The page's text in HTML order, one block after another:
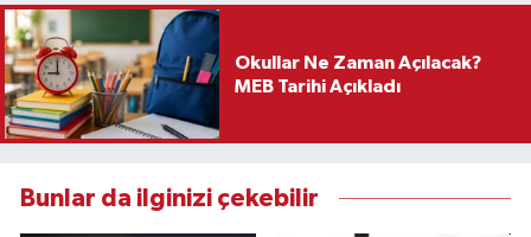
Okullar Ne Zaman Açılacak?
MEB Tarihi Açıkladı
Bunlar da ilginizi çekebilir